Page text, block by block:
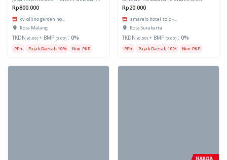
Rp800.000
cv. ollino garden ho...
Kota Malang
TKDN (0.00) + BMP (0.00) : 0%
PPh Pajak Daerah 10% Non-PKP
Rp20.000
amarelo hotel solo -...
Kota Surakarta
TKDN (0.00) + BMP (0.00) : 0%
PPh Pajak Daerah 10% Non-PKP